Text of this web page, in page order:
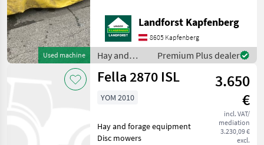
Used machine
Wegstrecken zu ersparen,
bitten wir Sie um vorherige
Kontaktaufnahme, falls Sie
eine unserer Maschinen
Landforst Kapfenberg
8605 Kapfenberg
Hay and
forage
equipment /
Premium Plus dealer
Fella 2870 ISL
3.650
€
incl. VAT/
mediation
3.230,09 €
excl.
YOM 2010
Hay and forage equipment
Disc mowers